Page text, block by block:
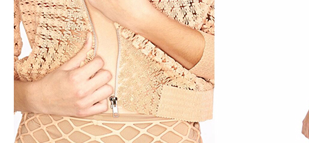
Impression 3D pour l’évènementiel